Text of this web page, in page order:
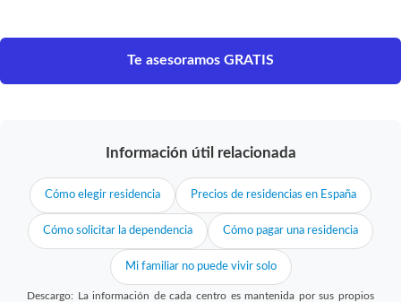
Te asesoramos GRATIS
Información útil relacionada
Cómo elegir residencia Precios de residencias en España
Cómo solicitar la dependencia Cómo pagar una residencia
Mi familiar no puede vivir solo
Descargo: La información de cada centro es mantenida por sus propios